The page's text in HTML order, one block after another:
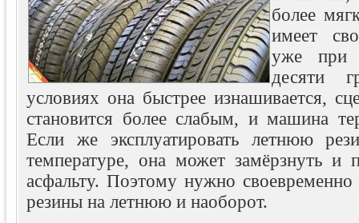
более
имеет
уже при
десяти
условиях она быстрее изнашивается,
становится более слабым, и машина
Если же эксплуатировать летнюю
температуре, она может замёрзнуть и
асфальту. Поэтому нужно своевременно
резины на летнюю и наоборот.